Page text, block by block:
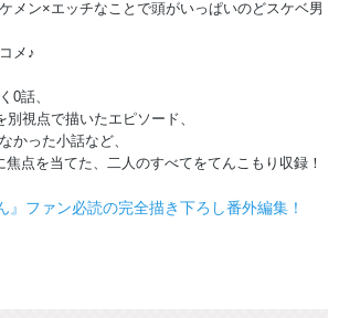
メン×エッチなことで頭がいっぱいのどスケベ男
メ♪
0話、
別視点で描いたエピソード、
かった小話など、
焦点を当てた、二人のすべてをてんこもり収録！
』ファン必読の完全描き下ろし番外編集！